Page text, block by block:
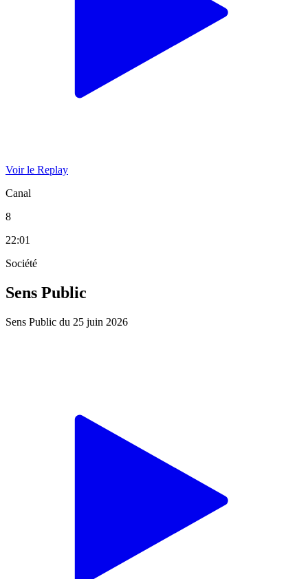
Voir le Replay
Canal
8
22:01
Société
Sens Public
Sens Public du 25 juin 2026